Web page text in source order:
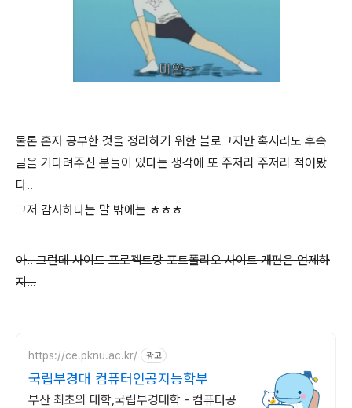
물론 혼자 공부한 것을 정리하기 위한 블로그지만 혹시라도 후속
글을 기다려주신 분들이 있다는 생각에 또 주저리 주저리 적어봤
다..
그저 감사하다는 말 밖에는 ㅎㅎㅎ
아.. 그런데 사이드 프로젝트랑 포트폴리오 사이트 개편은 언제하
지...
https://ce.pknu.ac.kr/ 광고
국립부경대 컴퓨터인공지능학부
부산 최초의 대학,국립부경대학 - 컴퓨터공